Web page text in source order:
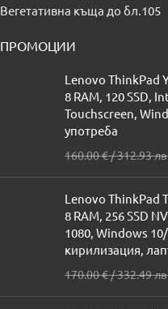
Вегетативна къща до бл.105
ПРОМОЦИИ
Lenovo ThinkPad
8 RAM, 120 SSD,
Touchscreen,
употреба
160.00€/ 312.93
Lenovo ThinkPad
8 RAM, 256 SSD
1080, Windows
кирилизация,
170.00€/ 332.49